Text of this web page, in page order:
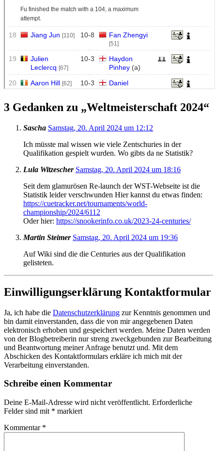
3 Gedanken zu „Weltmeisterschaft 2024“
Sascha Samstag, 20. April 2024 um 12:12
Ich müsste mal wissen wie viele Zentschuries in der
Qualifikation gespielt wurden. Wo gibts da ne Statistik?
Lula Witzescher Samstag, 20. April 2024 um 18:16
Seit dem glamurösen Re-launch der WST-Webseite ist die
Statistik leider verschwunden Hier kannst du etwas finden:
https://cuetracker.net/tournaments/world-
championship/2024/6112
Oder hier: https://snookerinfo.co.uk/2023-24-centuries/
Martin Steimer Samstag, 20. April 2024 um 19:36
Auf Wiki sind die die Centuries aus der Qualifikation
gelisteten.
Einwilligungserklärung Kontaktformular
Ja, ich habe die Datenschutzerklärung zur Kenntnis genommen und
bin damit einverstanden, dass die von mir angegebenen Daten
elektronisch erhoben und gespeichert werden. Meine Daten werden
von der Blogbetreiberin nur streng zweckgebunden zur Bearbeitung
und Beantwortung meiner Anfrage benutzt und. Mit dem
Abschicken des Kontaktformulars erkläre ich mich mit der
Verarbeitung einverstanden.
Schreibe einen Kommentar
Deine E-Mail-Adresse wird nicht veröffentlicht. Erforderliche
Felder sind mit * markiert
Kommentar *